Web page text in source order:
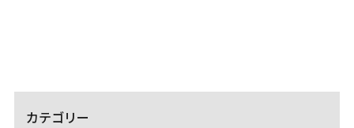
カテゴリー